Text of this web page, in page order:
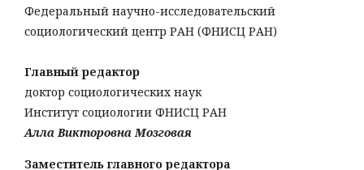
Федеральный научно-исследовательский
социологический центр РАН (ФНИСЦ РАН)
Главный редактор
доктор социологических наук
Институт социологии ФНИСЦ РАН
Алла Викторовна Мозговая
Заместитель главного редактора